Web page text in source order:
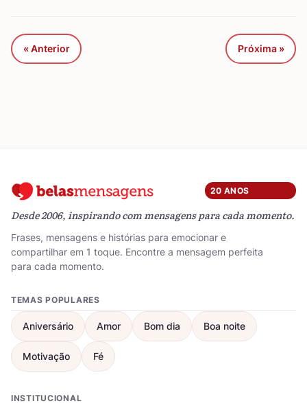
« Anterior Próxima »
20 ANOS
Desde 2006, inspirando com mensagens para cada momento.
Frases, mensagens e histórias para emocionar e
compartilhar em 1 toque. Encontre a mensagem perfeita
para cada momento.
TEMAS POPULARES
Aniversário Amor Bom dia Boa noite
Motivação Fé
INSTITUCIONAL